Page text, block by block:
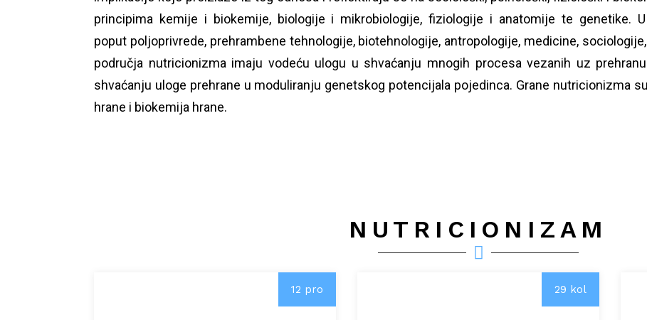
principima kemije i biokemije, biologije i mikrobiologije, fiziologije i anatomije te genetike.
poput poljoprivrede, prehrambene tehnologije, biotehnologije, antropologije, medicine,
područja nutricionizma imaju vodeću ulogu u shvaćanju mnogih procesa vezanih uz
shvaćanju uloge prehrane u moduliranju genetskog potencijala pojedinca. Grane nutricionizma
hrane i biokemija hrane.
NUTRICIONIZAM
12 pro 29 kol